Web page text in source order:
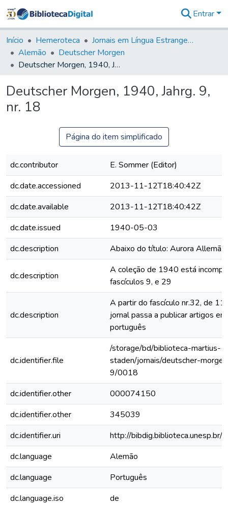
&
Coleções
Tudo na
Biblioteca
Estatísticas
Entrar
Início Hemeroteca
Jornais em Língua Estrangeira
Alemão
Deutscher Morgen
Deutscher Morgen, 1940, Jahrg. 9, nr. 18
Deutscher Morgen, 1940, Jahrg. 9,
nr. 18
Página do item simplificado
dc.contributor
E. Sommer (Editor)
dc.date.accessioned
2013-11-12T18:40:42Z
dc.date.available
2013-11-12T18:40:42Z
dc.date.issued
1940-05-03
dc.description
Abaixo do título: Aurora Allemã
dc.description
A coleção de 1940 está
fascículos 9, e 29
dc.description
A partir do fascículo nr.32, de
jornal passa a publicar artigos
português
dc.identifier.file
/storage/bd/biblioteca-martius-
staden/jornais/deutscher-
9/0018
dc.identifier.other
000074150
dc.identifier.other
345039
dc.identifier.uri
http://
dc.language
Alemão
dc.language
Português
dc.language.iso
de